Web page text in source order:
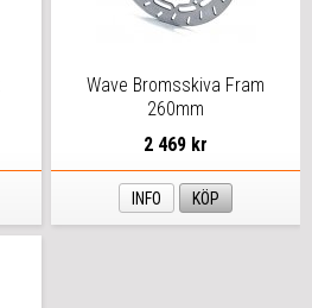
Wave Bromsskiva Fram
260mm
2 469 kr
INFO KÖP